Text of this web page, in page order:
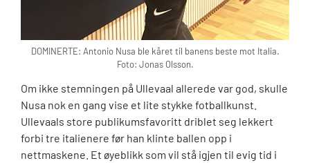
DOMINERTE: Antonio Nusa ble kåret til banens beste mot Italia.
Foto: Jonas Olsson.
Om ikke stemningen på Ullevaal allerede var god, skulle
Nusa nok en gang vise et lite stykke fotballkunst.
Ullevaals store publikumsfavoritt driblet seg lekkert
forbi tre italienere før han klinte ballen opp i
nettmaskene. Et øyeblikk som vil stå igjen til evig tid i